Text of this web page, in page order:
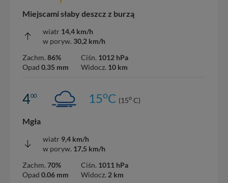
Miejscami słaby deszcz z burzą
wiatr 14,4 km/h
w poryw. 30,2 km/h
Zachm. 86%
Opad 0.35 mm
Ciśn. 1012 hPa
Widocz. 10 km
400 15oC (15o C)
Mgła
wiatr 9,4 km/h
w poryw. 17,5 km/h
Zachm. 70%
Opad 0.06 mm
Ciśn. 1011 hPa
Widocz. 2 km